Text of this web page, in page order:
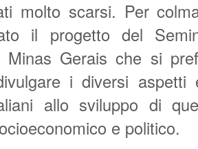
molto scarsi. Per
il progetto del
Minas Gerais che si
i diversi aspetti
allo sviluppo di
e politico.